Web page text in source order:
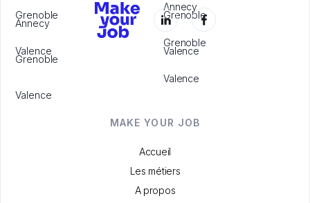
Grenoble
Valence
Grenoble
Valence
Annecy
Grenoble
Valence
Annecy
Grenoble
Valence
MAKE YOUR JOB
Accueil
Les métiers
A propos